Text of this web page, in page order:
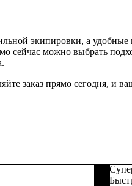
экипировки, а
сейчас можно выбрать
заказ прямо сегодня, и